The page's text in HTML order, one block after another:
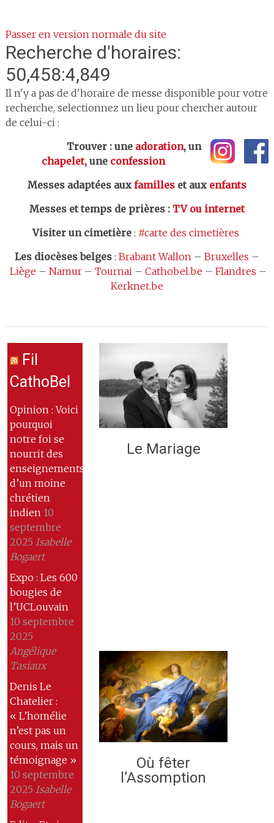
Passer en version normale du site
Recherche d'horaires:
50,458:4,849
Il n'y a pas de d'horaire de messe disponible pour votre
recherche, selectionnez un lieu pour chercher autour
de celui-ci :
Trouver : une adoration, un
chapelet, une confession
Messes adaptées aux familleset aux enfants
Messes et temps de prières: TV ou internet
Visiter un cimetière: #carte des cimetières
Les diocèses belges: Brabant Wallon– Bruxelles –
Liège – Namur– Tournai– Cathobel.be – Flandres –
Kerknet.be
Fil
CathoBel
Opinion : Voici
pourquoi
notre foi se
nourrit des
enseignements
d’un moine
chrétien
indien 10
septembre
2025 Isabelle
Bogaert
Expo : Les 600
bougies de
l’UCLouvain
10 septembre
2025
Angélique
Tasiaux
Denis Le
Chatelier :
« L’homélie
n’est pas un
cours, mais un
témoignage »
10 septembre
2025 Isabelle
Bogaert
Le Mariage
Où fêter
l’Assomption